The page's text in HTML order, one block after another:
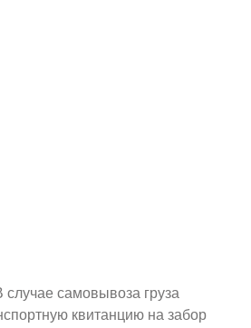
самовывоза груза
квитанцию на забор